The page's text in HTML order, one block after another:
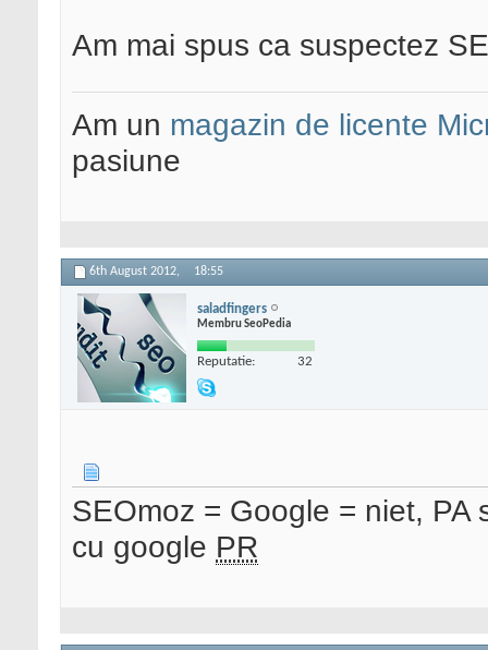
Am mai spus ca suspectez
Am un magazin de licente
pasiune
6th August 2012, 18:55
saladfingers
Membru SeoPedia
Reputatie: 32
SEOmoz = Google = niet,
cu google PR